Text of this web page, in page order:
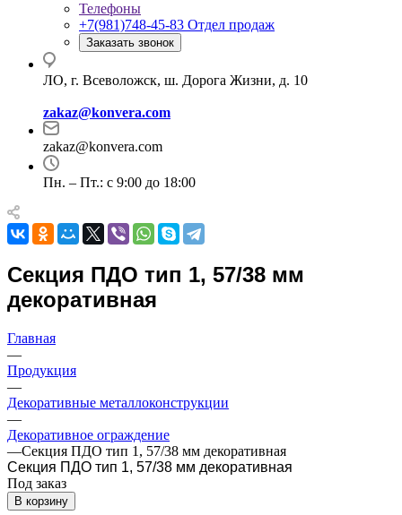
Телефоны
+7(981)748-45-83 Отдел продаж
Заказать звонок
ЛО, г. Всеволожск, ш. Дорога Жизни, д. 10
zakaz@konvera.com
zakaz@konvera.com
Пн. – Пт.: с 9:00 до 18:00
Секция ПДО тип 1, 57/38 мм
декоративная
Главная
—
Продукция
—
Декоративные металлоконструкции
—
Декоративное ограждение
—Секция ПДО тип 1, 57/38 мм декоративная
Секция ПДО тип 1, 57/38 мм декоративная
Под заказ
В корзину